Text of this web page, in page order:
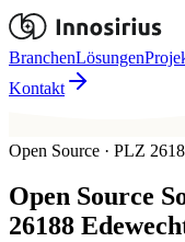
BranchenLösungen
Kontakt
Open Source · PLZ
Open Source
26188